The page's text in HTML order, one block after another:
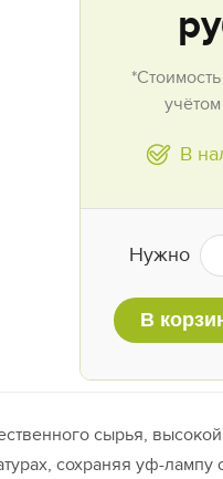
В
Нужно
В
сырья, высокой
сохраняя уф-лампу